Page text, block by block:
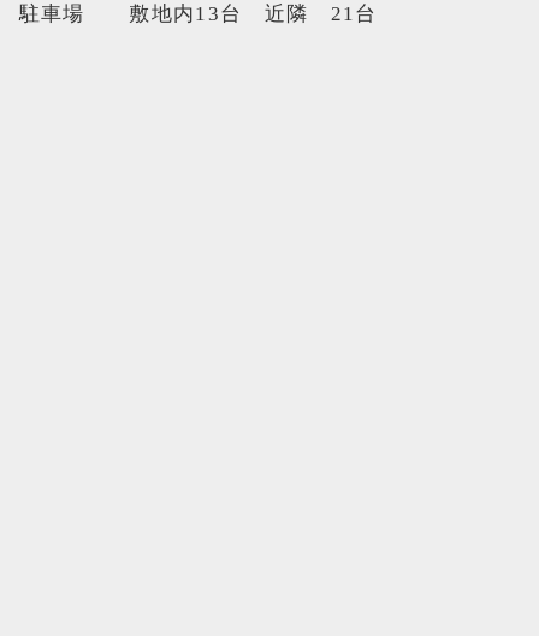
駐車場 敷地内13台 近隣 21台